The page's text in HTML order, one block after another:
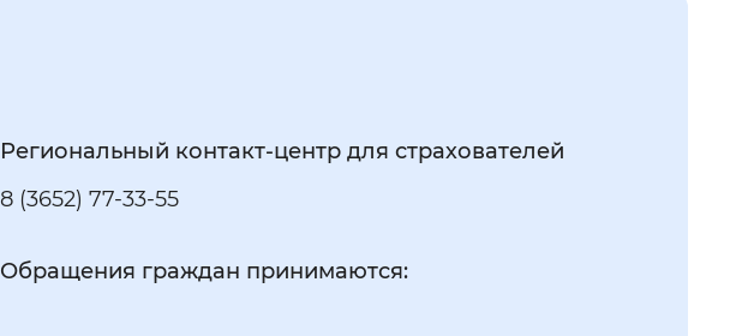
Региональный контакт-центр для страхователей
8 (3652) 77-33-55
Обращения граждан принимаются: